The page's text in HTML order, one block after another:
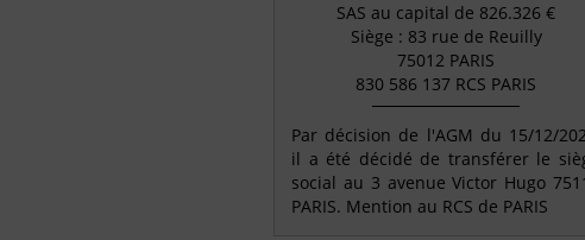
SAS au capital de 826.326 €
Siège : 83 rue de Reuilly
75012 PARIS
830 586 137 RCS PARIS
Par décision de l'AGM du 15/12/
il a été décidé de transférer le
social au 3 avenue Victor Hugo
PARIS. Mention au RCS de PARIS